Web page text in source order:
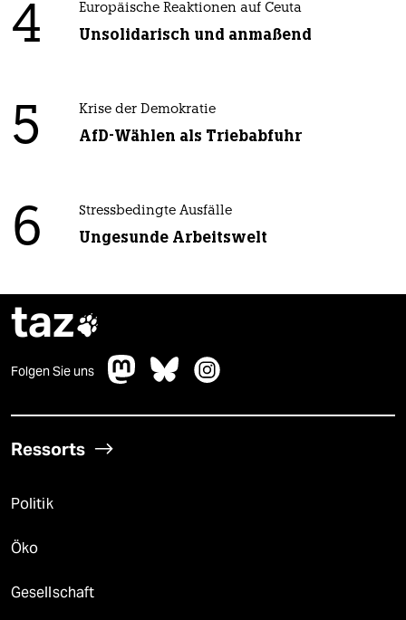
4 Europäische Reaktionen auf Ceuta
Unsolidarisch und anmaßend
5 Krise der Demokratie
AfD-Wählen als Triebabfuhr
6 Stressbedingte Ausfälle
Ungesunde Arbeitswelt
taz
Folgen Sie uns
Ressorts
Politik
Öko
Gesellschaft